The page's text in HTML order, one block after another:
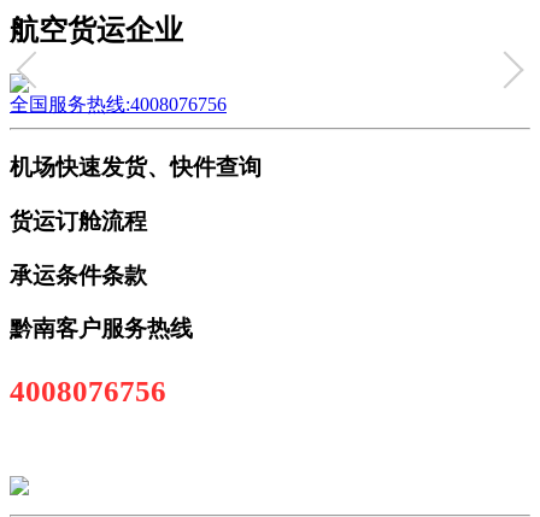
航空货运企业
全国服务热线:4008076756
机场快速发货、快件查询
货运订舱流程
承运条件条款
黔南客户服务热线
4008076756